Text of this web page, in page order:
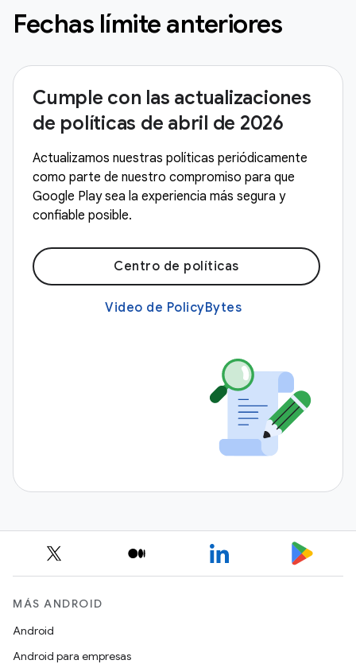
Fechas límite anteriores
Cumple con las actualizaciones
de políticas de abril de 2026
Actualizamos nuestras políticas periódicamente
como parte de nuestro compromiso para que
Google Play sea la experiencia más segura y
confiable posible.
Centro de políticas
Video de PolicyBytes
MÁS ANDROID
Android
Android para empresas